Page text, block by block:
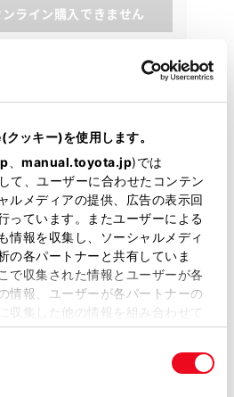
ッキー)を使用します。
manual.toyota.jp)では
て、ユーザーに合わせたコンテン
ルメディアの提供、広告の表示回
っています。またユーザーによる
情報を収集し、ソーシャルメディ
の各パートナーと共有していま
で収集された情報とユーザーが各
情報、ユーザーが各パートナーの
収集した他の情報を組み合わせて
当ウェブサイトの使用を続行する
ンライン購入できません
63-2231